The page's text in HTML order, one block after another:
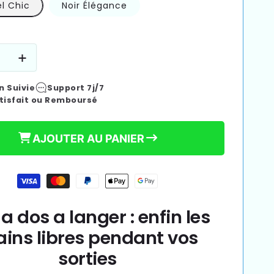
Chic
Noir Élégance
Augmenter
quantité
de
dos
à
|
SmartMom
Suivie
Support 7j/7
ou Remboursé
AJOUTER AU PANIER
dos a langer : enfin les
libres pendant vos
sorties